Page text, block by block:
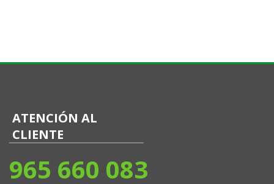
ATENCIÓN AL
CLIENTE
965 660 083